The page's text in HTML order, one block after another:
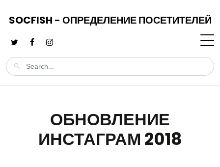
SOCFISH - ОПРЕДЕЛЕНИЕ ПОСЕТИТЕЛЕЙ
ОБНОВЛЕНИЕ
ИНСТАГРАМ 2018